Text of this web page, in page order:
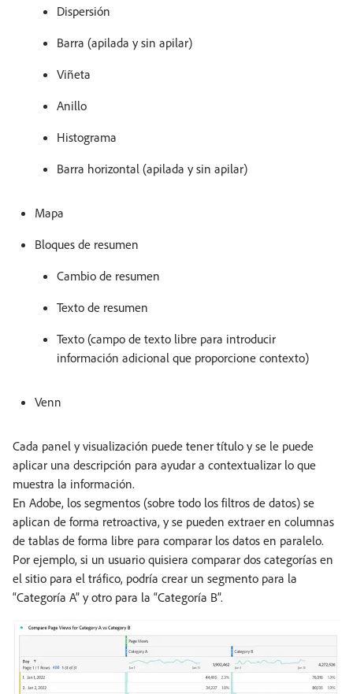
Dispersión
Barra (apilada y sin apilar)
Viñeta
Anillo
Histograma
Barra horizontal (apilada y sin apilar)
Mapa
Bloques de resumen
Cambio de resumen
Texto de resumen
Texto (campo de texto libre para introducir
información adicional que proporcione contexto)
Venn
Cada panel y visualización puede tener título y se le puede
aplicar una descripción para ayudar a contextualizar lo que
muestra la información.
En Adobe, los segmentos (sobre todo los filtros de datos) se
aplican de forma retroactiva, y se pueden extraer en columnas
de tablas de forma libre para comparar los datos en paralelo.
Por ejemplo, si un usuario quisiera comparar dos categorías en
el sitio para el tráfico, podría crear un segmento para la
“Categoría A” y otro para la “Categoría B”.